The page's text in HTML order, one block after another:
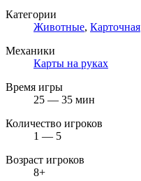
Категории
Животные, Карточная
Механики
Карты на руках
Время игры
25 — 35 мин
Количество игроков
1 — 5
Возраст игроков
8+